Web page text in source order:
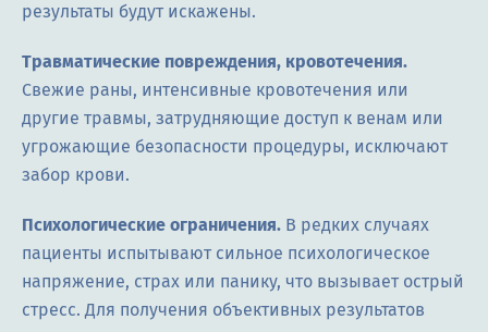
результаты будут искажены.
Травматические повреждения, кровотечения.
Свежие раны, интенсивные кровотечения или
другие травмы, затрудняющие доступ к венам или
угрожающие безопасности процедуры, исключают
забор крови.
Психологические ограничения. В редких случаях
пациенты испытывают сильное психологическое
напряжение, страх или панику, что вызывает острый
стресс. Для получения объективных результатов